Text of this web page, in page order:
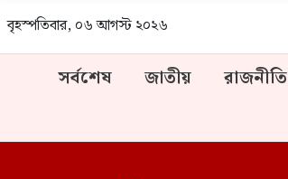
বৃহস্পতিবার, ০৬ আগস্ট ২০২৬
সর্বশেষ জাতীয় রাজনীতি